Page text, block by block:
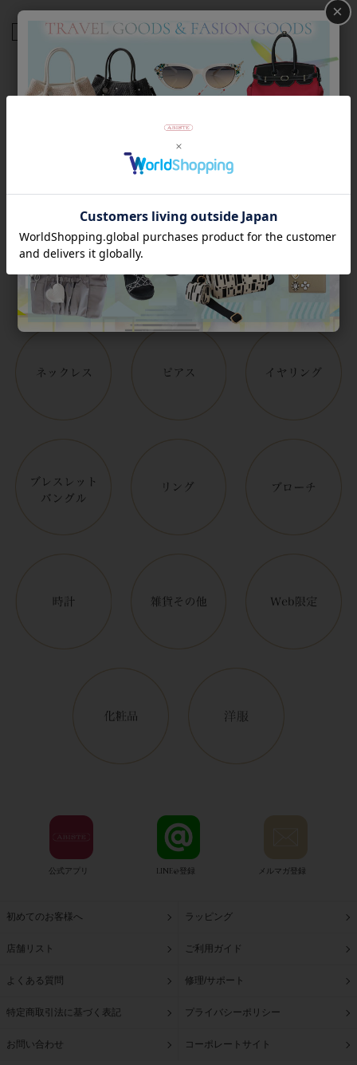
商品番号 5241032
Category
アイテムカテゴリー
公式アプリ LINE@登録 メルマガ登録
初めてのお客様へ ラッピング
店舗リスト ご利用ガイド
よくある質問 修理/サポート
特定商取引法に基づく表記 プライバシーポリシー
お問い合わせ コーポレートサイト
×